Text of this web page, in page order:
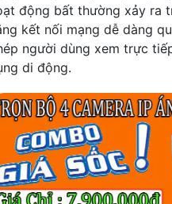
động bất thường xảy ra
kết nối mạng dễ dàng
người dùng xem trực
di động.